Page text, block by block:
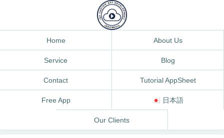
Home About Us
Service Blog
Contact Tutorial AppSheet
Free App 日本語
Our Clients